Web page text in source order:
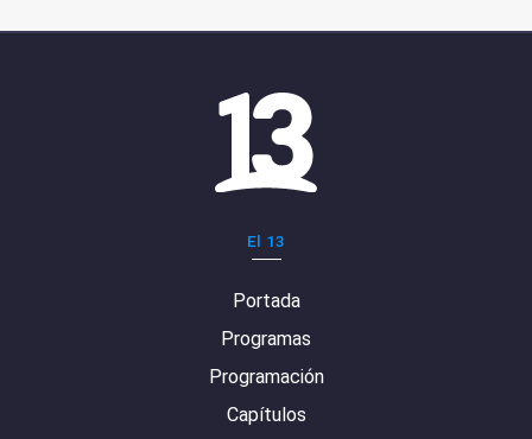
El 13
Portada
Programas
Programación
Capítulos